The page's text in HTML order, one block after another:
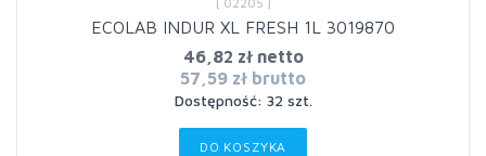
ECOLAB INDUR XL FRESH 1L 3019870
46,82 zł netto
57,59 zł brutto
Dostępność: 32 szt.
DO KOSZYKA